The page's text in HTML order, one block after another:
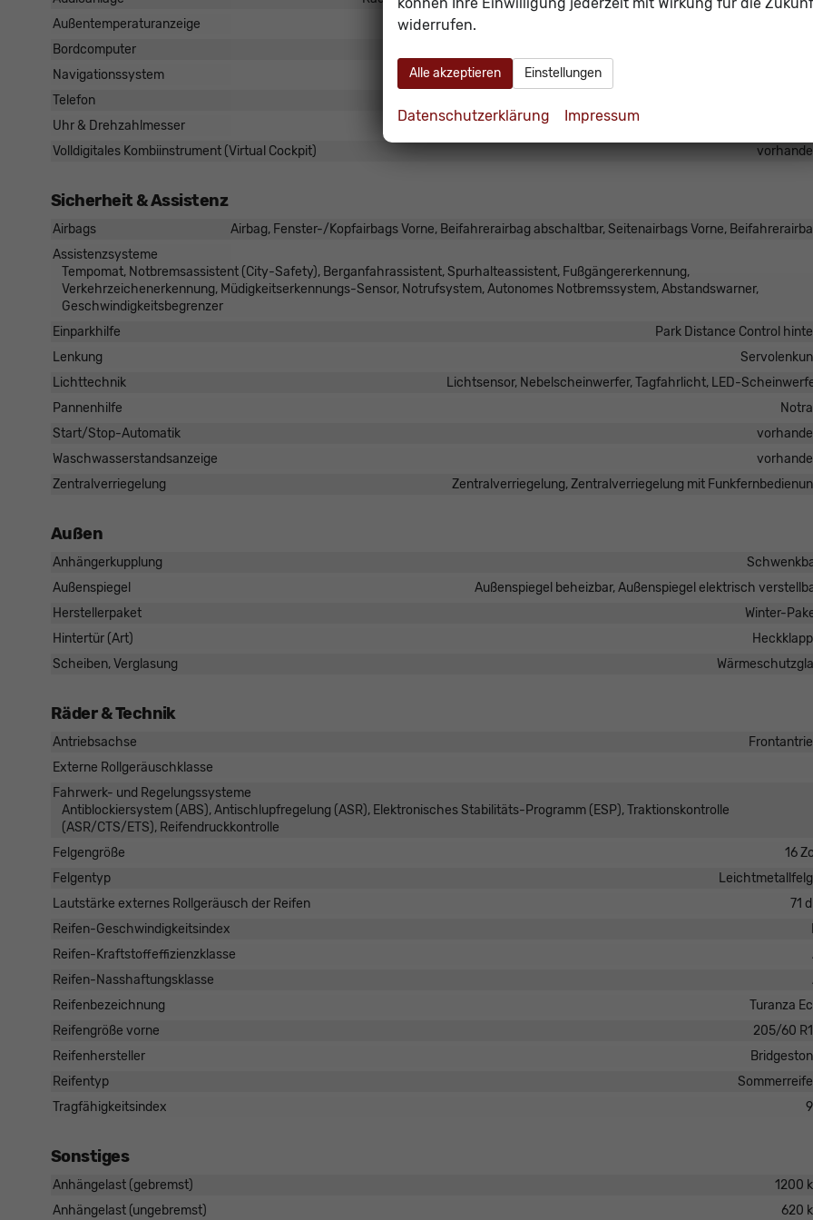
Außentemperaturanzeige
Bordcomputer
Navigationssystem
Telefon
Uhr & Drehzahlmesser
Volldigitales Kombiinstrument (Virtual Cockpit)
Sicherheit & Assistenz
Airbags
Airbag, Fenster-/Kopfairbags Vorne, Beifahrerairbag abschaltbar, Seitenairbags Vorne,
Assistenzsysteme
Tempomat, Notbremsassistent (City-Safety), Berganfahrassistent, Spurhalteassistent, Fußgängererkennung,
Verkehrzeichenerkennung, Müdigkeitserkennungs-Sensor, Notrufsystem, Autonomes Notbremssystem, Abstandswarner,
Geschwindigkeitsbegrenzer
Einparkhilfe
Park Distance Control
Lenkung
Lichttechnik
Lichtsensor, Nebelscheinwerfer, Tagfahrlicht, LED-
Pannenhilfe
Start/Stop-Automatik
Waschwasserstandsanzeige
Zentralverriegelung
Zentralverriegelung, Zentralverriegelung mit
Außen
Anhängerkupplung
Außenspiegel
Außenspiegel beheizbar, Außenspiegel elektrisch
Herstellerpaket
Winter-
Hintertür (Art)
Scheiben, Verglasung
Räder & Technik
Antriebsachse
Externe Rollgeräuschklasse
Fahrwerk- und Regelungssysteme
Antiblockiersystem (ABS), Antischlupfregelung (ASR), Elektronisches Stabilitäts-Programm (ESP), Traktionskontrolle
(ASR/CTS/ETS), Reifendruckkontrolle
Felgengröße
16
Felgentyp
Lautstärke externes Rollgeräusch der Reifen
71
Reifen-Geschwindigkeitsindex
Reifen-Kraftstoffeffizienzklasse
Reifen-Nasshaftungsklasse
Reifenbezeichnung
Turanza
Reifengröße vorne
205/60
Reifenhersteller
Reifentyp
Tragfähigkeitsindex
Sonstiges
Anhängelast (gebremst)
1200
Anhängelast (ungebremst)
620
widerrufen.
Alle akzeptieren Einstellungen
Datenschutzerklärung Impressum